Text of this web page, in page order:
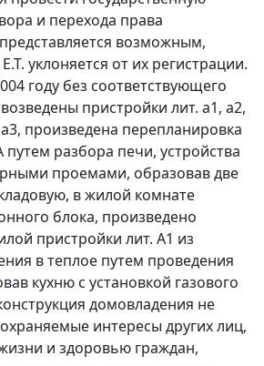
и перехода права
возможным,
уклоняется от их регистрации.
году без соответствующего
пристройки лит. а1, а2,
а3, произведена перепланировка
разбора печи, устройства
проемами, образовав две
в жилой комнате
блока, произведено
пристройки лит. А1 из
в теплое путем проведения
кухню с установкой газового
домовладения не
интересы других лиц,
и здоровью граждан,